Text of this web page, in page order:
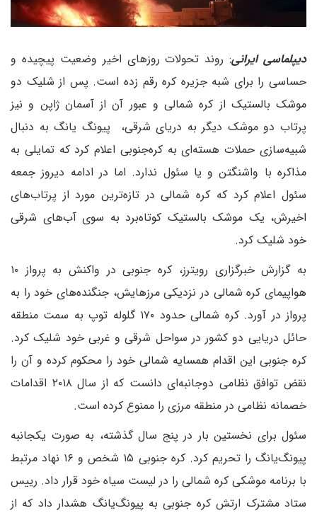
دیپلماسی ایرانی: روند تحولات روزهای اخیر وضعیت پیچیده و
حساسی را برای شبه جزیره کره رقم زده است. پس از شلیک دو
موشک بالستیک از کره شمالی و عبور آن از آسمان ژاپن و نیز
پرتاب دو موشک دیگر به دریای شرقی، پیونگ یانگ به دنبال
شبیه‌سازی حملات هسته‌ای به کره‌جنوبی اعلام کرد که تمایلی به
مذاکره با واشنگتن و یا سئول ندارد. اما در ادامه دیروز جمعه
سئول اعلام کرد که کره شمالی در تازه‌ترین مورد از پرتاب‌های
اخیرش، یک موشک بالستیک کوتاه‌برد به سوی آب‌های شرقی
خود شلیک کرد.
به گزارش خبرگزاری رویترز، کره جنوبی در واکنش به پرواز ۱۰
هواپیمای کره شمالی در نزدیکی مرزهایش، جنگنده‌های خود را به
پرواز در آورد. کره شمالی حدود ۱۷۰ گلوله توپ به سمت منطقه
حائل دریایی دو کشور در سواحل شرقی و غربی خود شلیک کرد.
کره جنوبی این اقدام همسایه شمالی خود را محکوم کرده و آن را
نقض توافق نظامی دوجانبه‌ای دانست که از سال ۲۰۱۸ اقدامات
خصمانه نظامی در منطقه مرزی را ممنوع کرده است.
سئول برای نخستین بار در پنج سال گذشته، به صورت یکجانبه
پیونگ‌یانگ را تحریم کرد. کره جنوبی ۱۵ شخص و ۱۶ نهاد مرتبط
با برنامه موشکی کره شمالی را در لیست سیاه خود قرار داد. رییس
ستاد مشترک ارتش کره جنوبی به پیونگ‌یانگ هشدار داد که از